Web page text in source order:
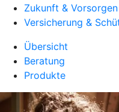
Zukunft & Vorsorgen
Versicherung &
Übersicht
Beratung
Produkte